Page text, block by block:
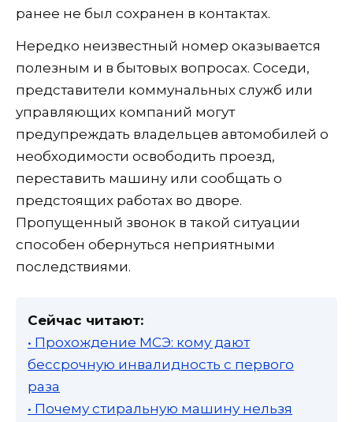
ранее не был сохранен в контактах.
Нередко неизвестный номер оказывается
полезным и в бытовых вопросах. Соседи,
представители коммунальных служб или
управляющих компаний могут
предупреждать владельцев автомобилей о
необходимости освободить проезд,
переставить машину или сообщать о
предстоящих работах во дворе.
Пропущенный звонок в такой ситуации
способен обернуться неприятными
последствиями.
Сейчас читают:
• Прохождение МСЭ: кому дают
бессрочную инвалидность с первого
раза
• Почему стиральную машину нельзя